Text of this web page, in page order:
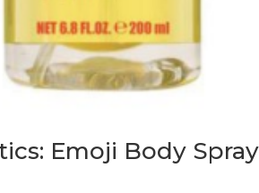
Emoji Body Spray